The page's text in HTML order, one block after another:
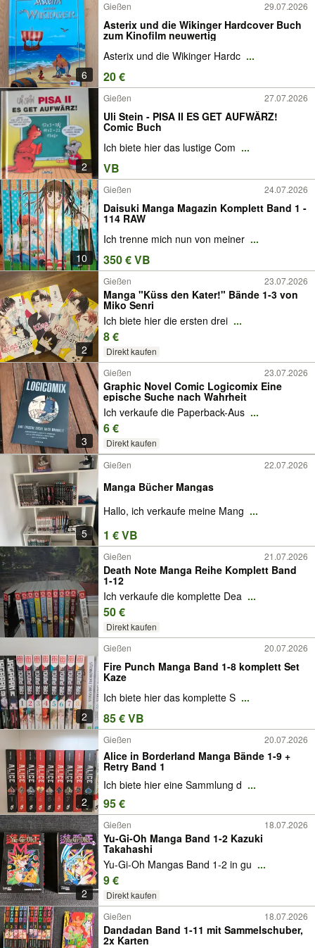
6
Gießen 29.07.2026
Asterix und die Wikinger Hardcover Buch
zum Kinofilm neuwertig
Asterix und die Wikinger Hardc ...
20 €
2
Gießen 27.07.2026
Uli Stein - PISA II ES GET AUFWÄRZ!
Comic Buch
Ich biete hier das lustige Com ...
VB
10
Gießen 24.07.2026
Daisuki Manga Magazin Komplett Band 1 -
114 RAW
Ich trenne mich nun von meiner ...
350 € VB
2
Gießen 23.07.2026
Manga "Küss den Kater!" Bände 1-3 von
Miko Senri
Ich biete hier die ersten drei ...
8 €
Direkt kaufen
3
Gießen 23.07.2026
Graphic Novel Comic Logicomix Eine
epische Suche nach Wahrheit
Ich verkaufe die Paperback-Aus ...
6 €
Direkt kaufen
5
Gießen 22.07.2026
Manga Bücher Mangas
Hallo, ich verkaufe meine Mang ...
1 € VB
Gießen 21.07.2026
Death Note Manga Reihe Komplett Band
1-12
Ich verkaufe die komplette Dea ...
50 €
Direkt kaufen
2
Gießen 20.07.2026
Fire Punch Manga Band 1-8 komplett Set
Kaze
Ich biete hier das komplette S ...
85 € VB
2
Gießen 20.07.2026
Alice in Borderland Manga Bände 1-9 +
Retry Band 1
Ich biete hier eine Sammlung d ...
95 €
2
Gießen 18.07.2026
Yu-Gi-Oh Manga Band 1-2 Kazuki
Takahashi
Yu-Gi-Oh Mangas Band 1-2 in gu ...
9 €
Direkt kaufen
Gießen 18.07.2026
Dandadan Band 1-11 mit Sammelschuber,
2x Karten